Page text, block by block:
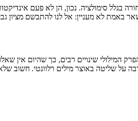
סימולציה. נכון, הן לא פעם
לא מעניין: אל לנו להתבשם מציון גבוה
המילולי שינויים רבים, כך שהיום אין
על שליטה באוצר מילים רלוונטי. חשוב